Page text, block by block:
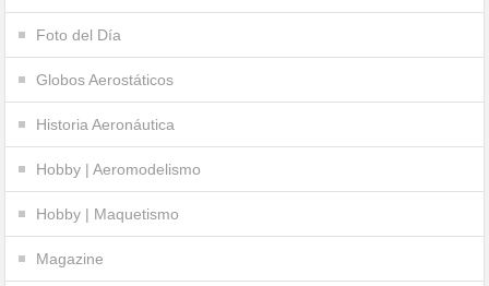
Foto del Día
Globos Aerostáticos
Historia Aeronáutica
Hobby | Aeromodelismo
Hobby | Maquetismo
Magazine